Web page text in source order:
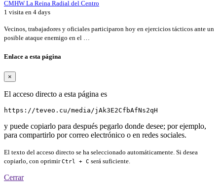
CMHW La Reina Radial del Centro
1 visita en 4 days
Vecinos, trabajadores y oficiales participaron hoy en ejercicios tácticos ante un
posible ataque enemigo en el …
Enlace a esta página
×
El acceso directo a esta página es
https://teveo.cu/media/jAk3E2CfbAfNs2qH
y puede copiarlo para después pegarlo donde desee; por ejemplo,
para compartirlo por correo electrónico o en redes sociales.
El texto del acceso directo se ha seleccionado automáticamente. Si desea
copiarlo, con oprimirCtrl + C será suficiente.
Cerrar